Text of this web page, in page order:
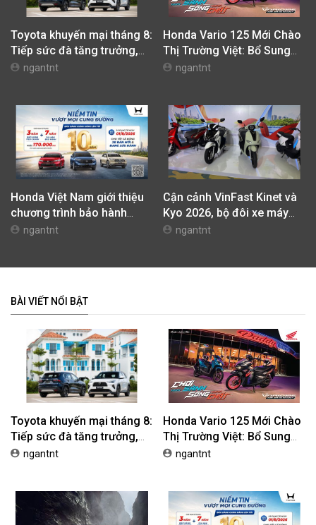
Toyota khuyến mại tháng 8:
Tiếp sức đà tăng trưởng,
tối ưu chi phí mua xe
ngantnt
Honda Vario 125 Mới Chào
Thị Trường Việt: Bổ Sung
Phiên Bản Street, Giá Từ
ngantnt
Honda Việt Nam giới thiệu
chương trình bảo hành
chính hãng lên tới 10 năm
ngantnt
Cận cảnh VinFast Kinet và
Kyo 2026, bộ đôi xe máy
điện mới nhất tại Việt Nam
ngantnt
BÀI VIẾT NỔI BẬT
Toyota khuyến mại tháng 8:
Tiếp sức đà tăng trưởng,
tối ưu chi phí mua xe
ngantnt
Honda Vario 125 Mới Chào
Thị Trường Việt: Bổ Sung
Phiên Bản Street, Giá Từ
ngantnt